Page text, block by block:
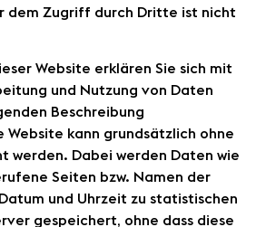
dem Zugriff durch Dritte ist nicht
Website erklären Sie sich mit
und Nutzung von Daten
Beschreibung
Website kann grundsätzlich ohne
werden. Dabei werden Daten wie
Seiten bzw. Namen der
und Uhrzeit zu statistischen
gespeichert, ohne dass diese